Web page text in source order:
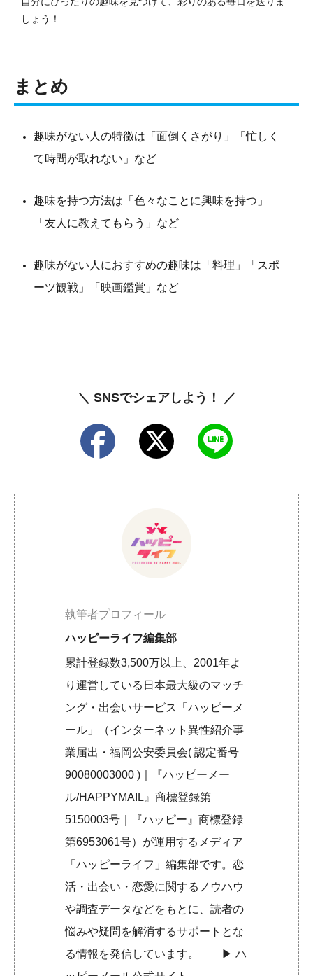
しょう！
まとめ
趣味がない人の特徴は「面倒くさがり」「忙しく
て時間が取れない」など
趣味を持つ方法は「色々なことに興味を持つ」
「友人に教えてもらう」など
趣味がない人におすすめの趣味は「料理」「スポ
ーツ観戦」「映画鑑賞」など
＼ SNSでシェアしよう！ ／
執筆者プロフィール
ハッピーライフ編集部
累計登録数3,500万以上、2001年よ
り運営している日本最大級のマッチ
ング・出会いサービス「ハッピーメ
ール」（インターネット異性紹介事
業届出・福岡公安委員会( 認定番号
90080003000 )｜『ハッピーメー
ル/HAPPYMAIL』商標登録第
5150003号｜『ハッピー』商標登録
第6953061号）が運用するメディア
「ハッピーライフ」編集部です。恋
活・出会い・恋愛に関するノウハウ
や調査データなどをもとに、読者の
悩みや疑問を解消するサポートとな
る情報を発信しています。 ▶︎ハ